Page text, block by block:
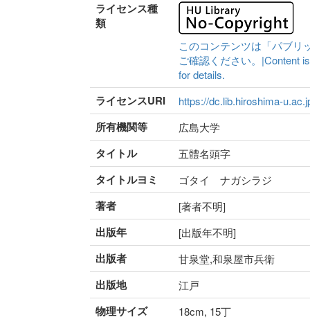
ライセンス種
類
このコンテンツは「パブリ
ご確認ください。|Content
for details.
ライセンスURI https://dc.lib.hiroshima-
所有機関等 広島大学
タイトル 五體名頭字
タイトルヨミ ゴタイ ナガシラジ
著者 [著者不明]
出版年 [出版年不明]
出版者 甘泉堂,和泉屋市兵衛
出版地 江戸
物理サイズ 18cm, 15丁